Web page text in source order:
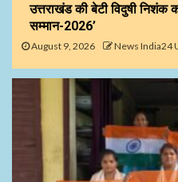
उत्तराखंड की बेटी विदुषी निशंक
सम्मान-2026’
August 9, 2026 News India24